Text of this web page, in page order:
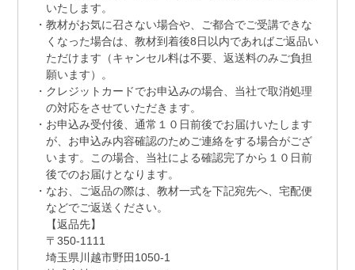
いたします。
教材がお気に召さない場合や、ご都合でご受講できな
くなった場合は、教材到着後8日以内であればご返品い
ただけます（キャンセル料は不要、返送料のみご負担
願います）。
クレジットカードでお申込みの場合、当社で取消処理
の対応をさせていただきます。
お申込み受付後、通常１０日前後でお届けいたします
が、お申込み内容確認のためご連絡をする場合がござ
います。この場合、当社による確認完了から１０日前
後でのお届けとなります。
なお、ご返品の際は、教材一式を下記宛先へ、宅配便
などでご返送ください。
【返品先】
〒350-1111
埼玉県川越市野田1050-1